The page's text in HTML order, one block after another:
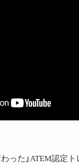
った」ATEM認定